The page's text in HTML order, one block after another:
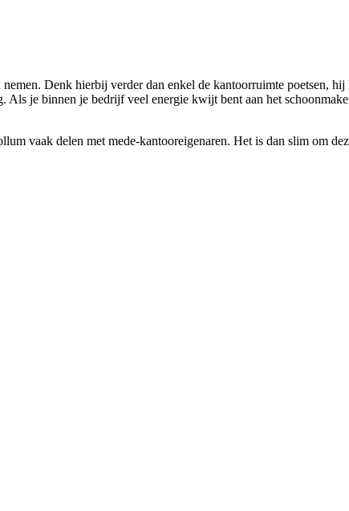
Denk hierbij verder dan enkel de kantoorruimte poetsen,
je binnen je bedrijf veel energie kwijt bent aan het
vaak delen met mede-kantooreigenaren. Het is dan slim om